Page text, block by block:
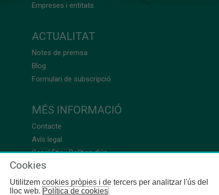
Empreses i entitats
ACTUALITAT
Notes de premsa
Blog
Formulari de subscripció
MÉS INFORMACIÓ
Contacte
Avís legal
Canal Ètic i Política d’ús
Cookies
Utilitzem cookies pròpies i de tercers per analitzar l'ús del
lloc web.Política de cookies